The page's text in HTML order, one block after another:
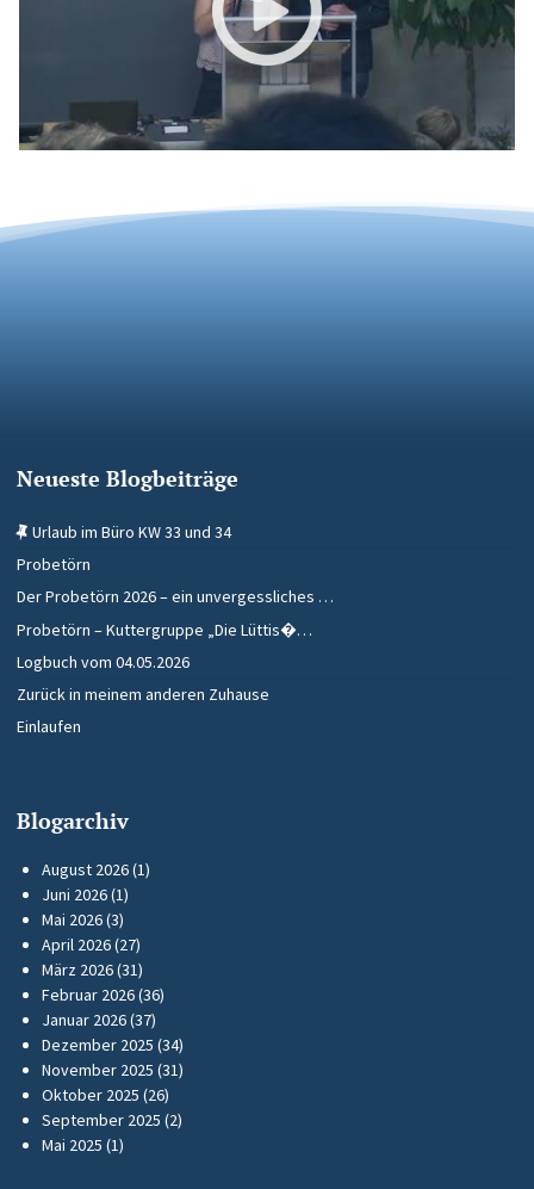
Neueste Blogbeiträge
Urlaub im Büro KW 33 und 34
Probetörn
Der Probetörn 2026 – ein unvergessliches …
Probetörn – Kuttergruppe „Die Lüttis�…
Logbuch vom 04.05.2026
Zurück in meinem anderen Zuhause
Einlaufen
Blogarchiv
August 2026(1)
Juni 2026(1)
Mai 2026(3)
April 2026(27)
März 2026(31)
Februar 2026(36)
Januar 2026(37)
Dezember 2025 (34)
November 2025 (31)
Oktober 2025 (26)
September 2025 (2)
Mai 2025 (1)